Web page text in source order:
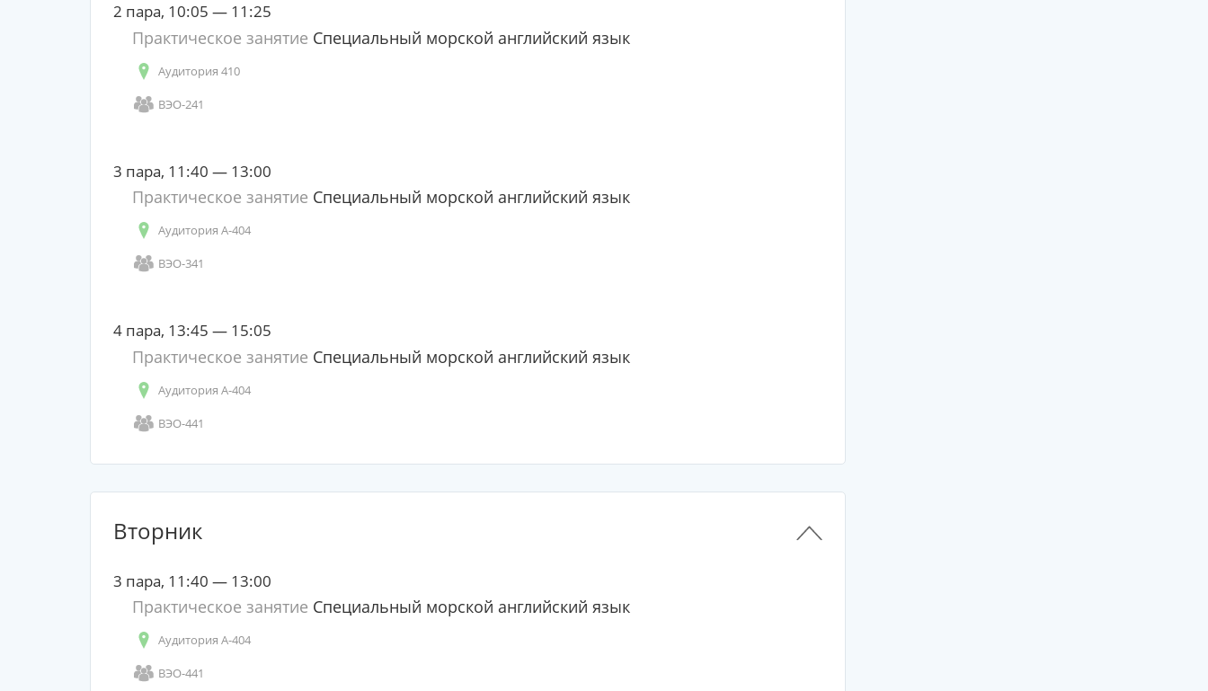
2 пара, 10:05 — 11:25
Практическое занятие Специальный морской английский язык
Аудитория 410
ВЭО-241
3 пара, 11:40 — 13:00
Практическое занятие Специальный морской английский язык
Аудитория А-404
ВЭО-341
4 пара, 13:45 — 15:05
Практическое занятие Специальный морской английский язык
Аудитория А-404
ВЭО-441
Вторник
3 пара, 11:40 — 13:00
Практическое занятие Специальный морской английский язык
Аудитория А-404
ВЭО-441